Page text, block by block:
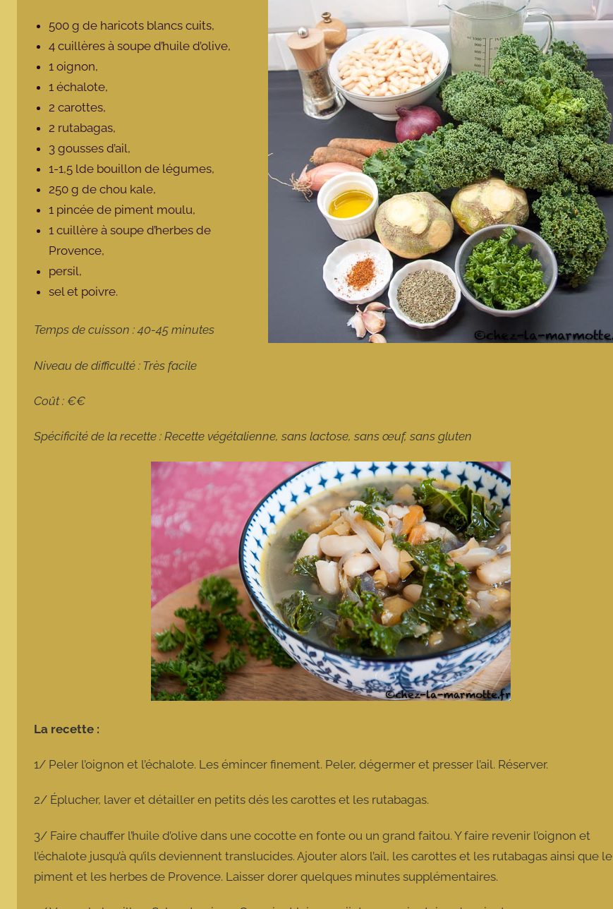
500 g de haricots blancs cuits,
4 cuillères à soupe d’huile d’olive,
1 oignon,
1 échalote,
2 carottes,
2 rutabagas,
3 gousses d’ail,
1-1,5 lde bouillon de légumes,
250 g de chou kale,
1 pincée de piment moulu,
1 cuillère à soupe d’herbes de
Provence,
persil,
sel et poivre.
Temps de cuisson : 40-45 minutes
Niveau de difficulté : Très facile
Coût : €€
Spécificité de la recette : Recette végétalienne, sans lactose, sans œuf, sans gluten
La recette :
1/ Peler l’oignon et l’échalote. Les émincer finement. Peler, dégermer et presser l’ail. Réserver.
2/ Éplucher, laver et détailler en petits dés les carottes et les rutabagas.
3/ Faire chauffer l’huile d’olive dans une cocotte en fonte ou un grand faitou. Y faire revenir l’oignon et
l’échalote jusqu’à qu’ils deviennent translucides. Ajouter alors l’ail, les carottes et les rutabagas ainsi que le
piment et les herbes de Provence. Laisser dorer quelques minutes supplémentaires.